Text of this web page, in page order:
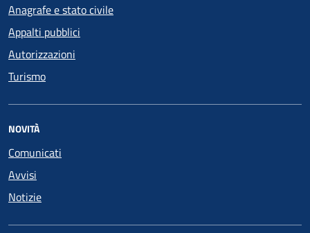
Anagrafe e stato civile
Appalti pubblici
Autorizzazioni
Turismo
NOVITÀ
Comunicati
Avvisi
Notizie